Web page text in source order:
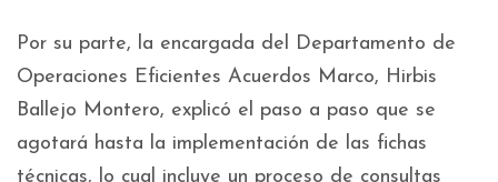
Por su parte, la encargada del Departamento de
Operaciones Eficientes Acuerdos Marco, Hirbis
Ballejo Montero, explicó el paso a paso que se
agotará hasta la implementación de las fichas
técnicas, lo cual incluye un proceso de consultas